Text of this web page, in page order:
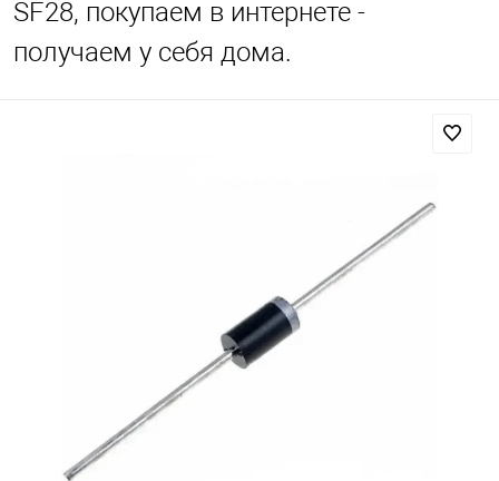
SF28, покупаем в интернете -
получаем у себя дома.